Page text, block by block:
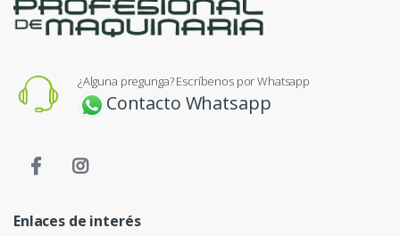
¿Alguna pregunga? Escríbenos por Whatsapp
Contacto Whatsapp
Enlaces de interés